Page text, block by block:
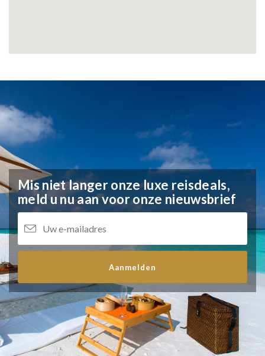
Mis niet langer onze luxe reisdeals,
meld u nu aan voor onze nieuwsbrief
Aanmelden